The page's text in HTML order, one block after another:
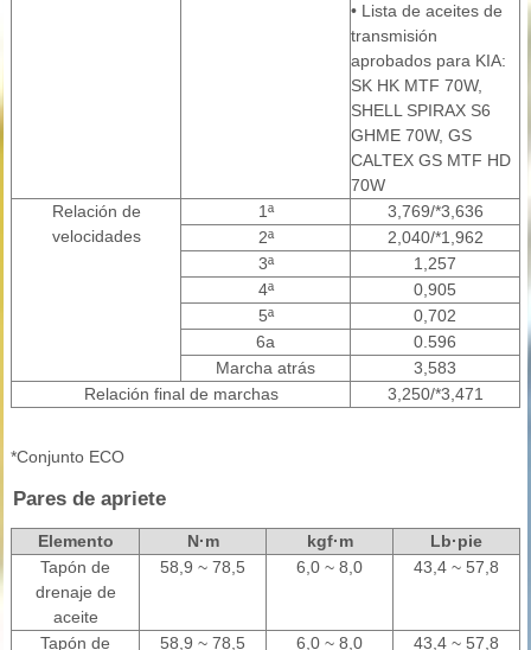
• Lista de aceites de
transmisión
aprobados para KIA:
SK HK MTF 70W,
SHELL SPIRAX S6
GHME 70W, GS
CALTEX GS MTF HD
70W
Relación de
velocidades
1ª
3,769/*3,636
2ª
2,040/*1,962
3ª
1,257
4ª
0,905
5ª
0,702
6a
0.596
Marcha atrás
3,583
Relación final de marchas
3,250/*3,471
*Conjunto ECO
Pares de apriete
Elemento N·m kgf·m
Lb·pie
Tapón de
drenaje de
aceite
58,9 ~ 78,5 6,0 ~ 8,0 43,4 ~ 57,8
Tapón de
58,9 ~ 78,5 6,0 ~ 8,0 43,4 ~ 57,8